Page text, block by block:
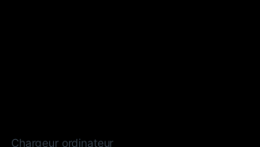
Chargeur ordinateur